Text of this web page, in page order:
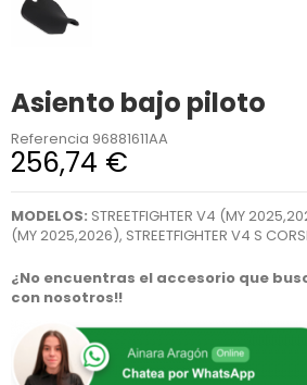
Asiento bajo piloto
Referencia 96881611AA
256,74 €
MODELOS: STREETFIGHTER V4 (MY
(MY 2025,2026), STREETFIGHTER V4 S
¿No encuentras el accesorio que
con nosotros!!